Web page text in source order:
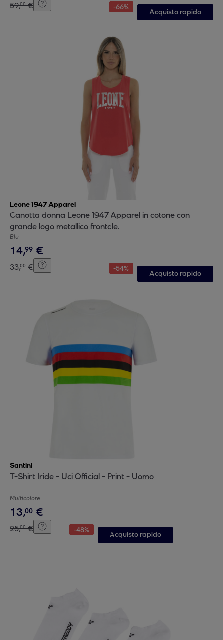
59,00 € -66%
Acquisto rapido
Leone 1947 Apparel
Canotta donna Leone 1947 Apparel in cotone con
grande logo metallico frontale.
Blu
14,99 €
33,00 € -54%
Acquisto rapido
Santini
T-Shirt Iride - Uci Official - Print - Uomo
Multicolore
13,00 €
25,00 € -48%
Acquisto rapido